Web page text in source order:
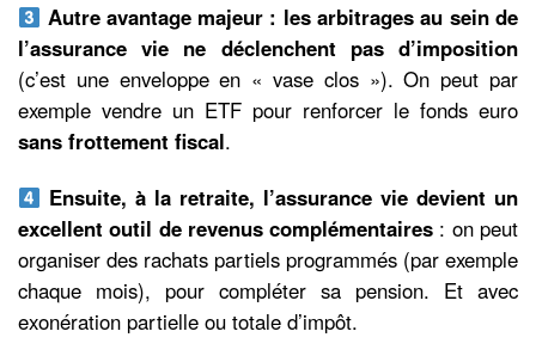
Autre avantage majeur : les arbitrages au sein de
l’assurance vie ne déclenchent pas d’imposition
(c’est une enveloppe en « vase clos »). On peut par
exemple vendre un ETF pour renforcer le fonds euro
sans frottement fiscal.
Ensuite, à la retraite, l’assurance vie devient un
excellent outil de revenus complémentaires : on peut
organiser des rachats partiels programmés (par exemple
chaque mois), pour compléter sa pension. Et avec
exonération partielle ou totale d’impôt.